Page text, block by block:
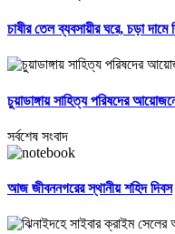
চাষীর তেল ব্যবসায়ীর ঘরে, চড়া দামে
চুয়াডাঙ্গায় সাহিত্য পরিষদের
সর্বশেষ সংবাদ
আজ জীবননগরের স্থানীয় শহিদ দিবস